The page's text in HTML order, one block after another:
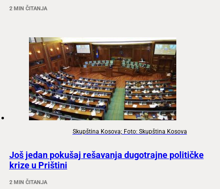
2 MIN ČITANJA
Skupština Kosova; Foto: Skupština Kosova
Još jedan pokušaj rešavanja dugotrajne političke
krize u Prištini
2 MIN ČITANJA